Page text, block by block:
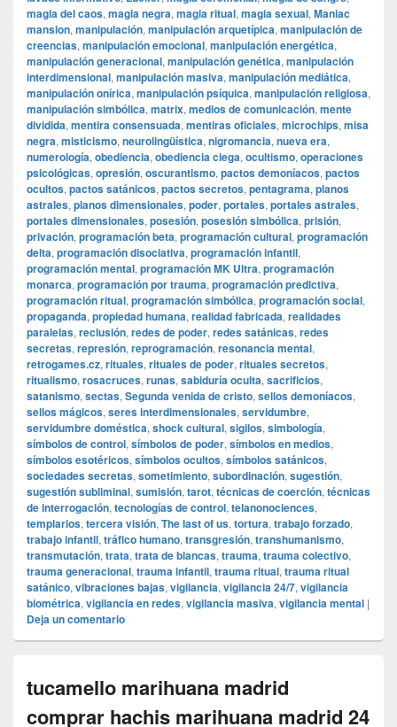
magia del caos, magia negra, magia ritual, magia sexual, Maniac
mansion, manipulación, manipulación arquetípica, manipulación de
creencias, manipulación emocional, manipulación energética,
manipulación generacional, manipulación genética, manipulación
interdimensional, manipulación masiva, manipulación mediática,
manipulación onírica, manipulación psíquica, manipulación religiosa,
manipulación simbólica, matrix, medios de comunicación, mente
dividida, mentira consensuada, mentiras oficiales, microchips, misa
negra, misticismo, neurolingüística, nigromancia, nueva era,
numerología, obediencia, obediencia ciega, ocultismo, operaciones
psicológicas, opresión, oscurantismo, pactos demoníacos, pactos
ocultos, pactos satánicos, pactos secretos, pentagrama, planos
astrales, planos dimensionales, poder, portales, portales astrales,
portales dimensionales, posesión, posesión simbólica, prisión,
privación, programación beta, programación cultural, programación
delta, programación disociativa, programación infantil,
programación mental, programación MK Ultra, programación
monarca, programación por trauma, programación predictiva,
programación ritual, programación simbólica, programación social,
propaganda, propiedad humana, realidad fabricada, realidades
paralelas, reclusión, redes de poder, redes satánicas, redes
secretas, represión, reprogramación, resonancia mental,
retrogames.cz, rituales, rituales de poder, rituales secretos,
ritualismo, rosacruces, runas, sabiduría oculta, sacrificios,
satanismo, sectas, Segunda venida de cristo, sellos demoníacos,
sellos mágicos, seres interdimensionales, servidumbre,
servidumbre doméstica, shock cultural, sigilos, simbología,
símbolos de control, símbolos de poder, símbolos en medios,
símbolos esotéricos, símbolos ocultos, símbolos satánicos,
sociedades secretas, sometimiento, subordinación, sugestión,
sugestión subliminal, sumisión, tarot, técnicas de coerción, técnicas
de interrogación, tecnologías de control, telanonociences,
templarios, tercera visión, The last of us, tortura, trabajo forzado,
trabajo infantil, tráfico humano, transgresión, transhumanismo,
transmutación, trata, trata de blancas, trauma, trauma colectivo,
trauma generacional, trauma infantil, trauma ritual, trauma ritual
satánico, vibraciones bajas, vigilancia, vigilancia 24/7, vigilancia
biométrica, vigilancia en redes, vigilancia masiva, vigilancia mental |
Deja un comentario
tucamello marihuana madrid
comprar hachis marihuana madrid 24